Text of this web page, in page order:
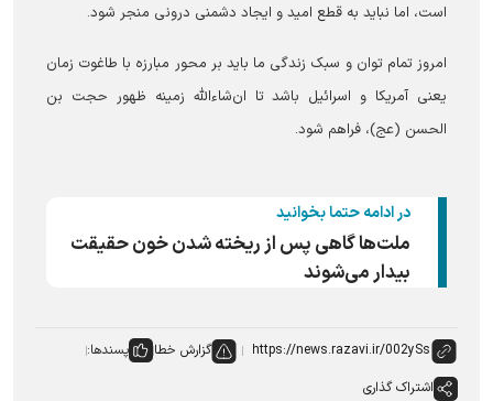
است، اما نباید به قطع امید و ایجاد دشمنی درونی منجر شود.
امروز تمام توان و سبک زندگی ما باید بر محور مبارزه با طاغوت زمان
یعنی آمریکا و اسرائیل باشد تا ان‌شاءالله زمینه ظهور حجت بن
الحسن (عج)، فراهم شود.
در ادامه حتما بخوانید
ملت‌ها گاهی پس از ریخته شدن خون حقیقت
بیدار می‌شوند
گزارش خطا
پسندها:
اشتراک گذاری